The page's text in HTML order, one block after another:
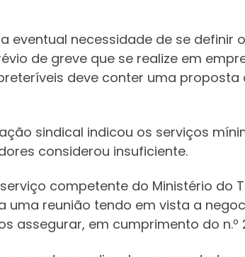
eventual necessidade de se
de greve que se realize em
deve conter uma
sindical indicou os serviços
considerou insuficiente.
competente do Ministério do
uma reunião tendo em vista a
assegurar, em cumprimento do